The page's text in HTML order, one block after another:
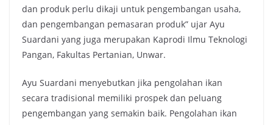
dan produk perlu dikaji untuk pengembangan usaha,
dan pengembangan pemasaran produk” ujar Ayu
Suardani yang juga merupakan Kaprodi Ilmu Teknologi
Pangan, Fakultas Pertanian, Unwar.
Ayu Suardani menyebutkan jika pengolahan ikan
secara tradisional memiliki prospek dan peluang
pengembangan yang semakin baik. Pengolahan ikan